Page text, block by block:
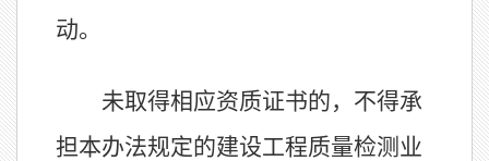
动。
未取得相应资质证书的，不得承
担本办法规定的建设工程质量检测业